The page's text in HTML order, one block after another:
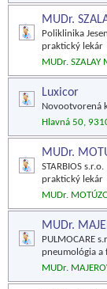
MUDr.
Poliklinika
praktický lekár
MUDr. SZALAY
Luxicor
Novootvorená
Hlavná 50,
MUDr.
STARBIOS s.r.o.
praktický lekár
MUDr.
MUDr.
PULMOCARE
pneumológia a
MUDr.